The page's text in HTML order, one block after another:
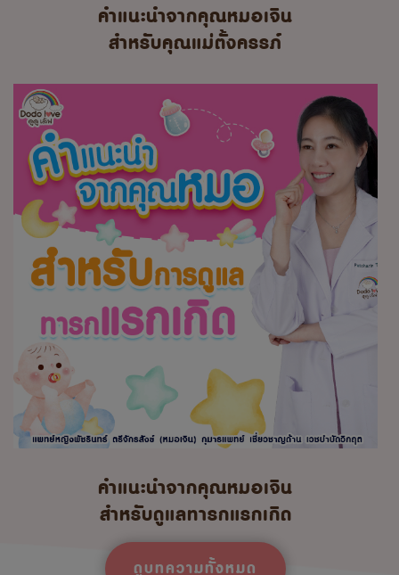
คำแนะนำจากคุณหมอเจิน
สำหรับคุณแม่ตั้งครรภ์
คำแนะนำจากคุณหมอเจิน
สำหรับดูแลทารกแรกเกิด
ดูบทความทั้งหมด